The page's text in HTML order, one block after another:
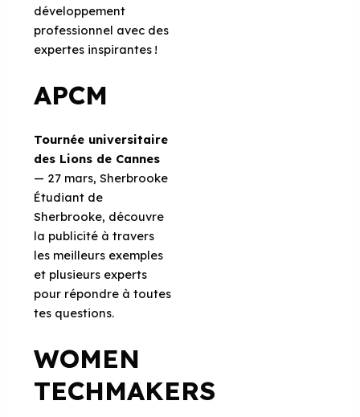
développement
professionnel avec des
expertes inspirantes !
APCM
Tournée universitaire
des Lions de Cannes
— 27 mars, Sherbrooke
Étudiant de
Sherbrooke, découvre
la publicité à travers
les meilleurs exemples
et plusieurs experts
pour répondre à toutes
tes questions.
WOMEN
TECHMAKERS